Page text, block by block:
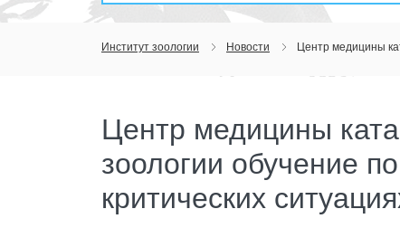
Институт зоологии Новости Центр медицины
Центр медицины
зоологии обучение
критических